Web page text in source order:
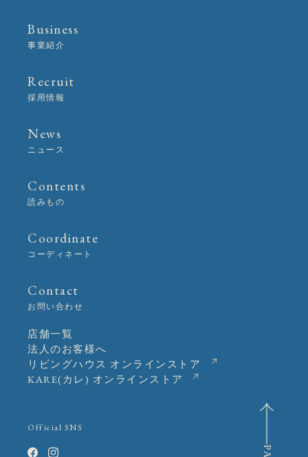
Business
事業紹介
Recruit
採用情報
News
ニュース
Contents
読みもの
Coordinate
コーディネート
Contact
お問い合わせ
店舗一覧
法人のお客様へ
リビングハウス オンラインストア
KARE(カレ) オンラインストア
Official SNS